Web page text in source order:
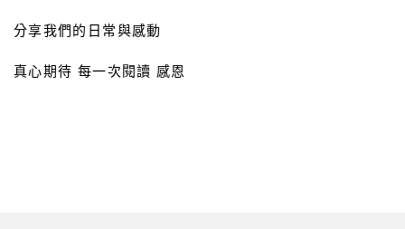
分享我們的日常與感動
真心期待 每一次閱讀 感恩